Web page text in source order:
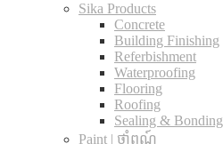
Sika Products
Concrete
Building Finishing
Referbishment
Waterproofing
Flooring
Roofing
Sealing & Bonding
Paint | ថ្នាំពណ៍